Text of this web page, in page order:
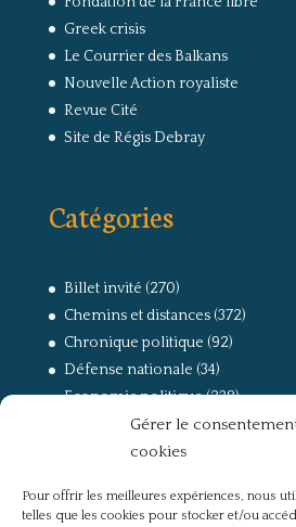
Gérer le
cookies
Pour offrir les meilleures expériences, nous
telles que les cookies pour stocker et/ou
Greek crisis
Le Courrier des Balkans
Nouvelle Action royaliste
Revue Cité
Site de Régis Debray
Catégories
Billet invité (270)
Chemins et distances(372)
Chronique politique (92)
Défense nationale (34)
Economie politique(238)
(168)
La guerre, la Résistance et la
Non classé(42)